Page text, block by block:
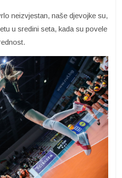
neizvjestan, naše djevojke su,
u sredini seta, kada su povele